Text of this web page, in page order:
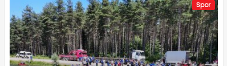
Spor